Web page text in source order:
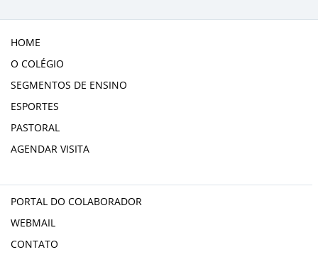
HOME
O COLÉGIO
SEGMENTOS DE ENSINO
ESPORTES
PASTORAL
AGENDAR VISITA
PORTAL DO COLABORADOR
WEBMAIL
CONTATO